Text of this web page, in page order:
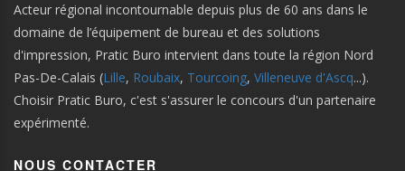
Acteur régional incontournable depuis plus de 60 ans dans le
domaine de l’équipement de bureau et des solutions
d'impression, Pratic Buro intervient dans toute la région Nord
Pas-De-Calais (Lille, Roubaix, Tourcoing, Villeneuve d'Ascq...).
Choisir Pratic Buro, c'est s'assurer le concours d'un partenaire
expérimenté.
NOUS CONTACTER